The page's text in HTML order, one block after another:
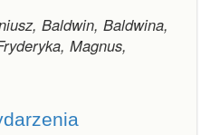
Baldwin, Baldwina,
Magnus,